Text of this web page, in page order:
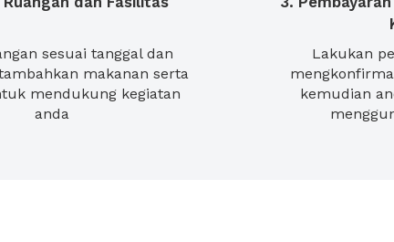
sesuai tanggal dan
makanan serta
mendukung kegiatan
anda
Lakukan
kemudian